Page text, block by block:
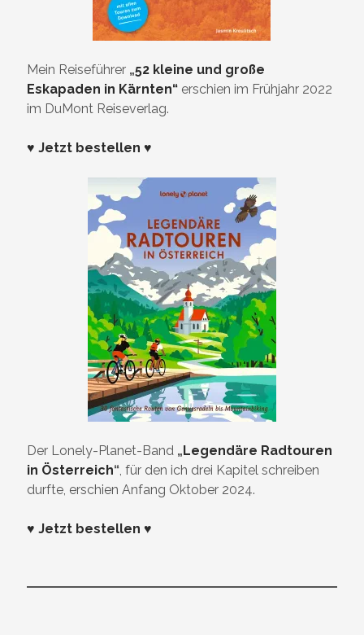
Mein Reiseführer „52 kleine und große
Eskapaden in Kärnten“ erschien im Frühjahr 2022
im DuMont Reiseverlag.
♥ Jetzt bestellen ♥
Der Lonely-Planet-Band „ Legendäre Radtouren
in Österreich“, für den ich drei Kapitel schreiben
durfte, erschien Anfang Oktober 2024.
♥ Jetzt bestellen ♥